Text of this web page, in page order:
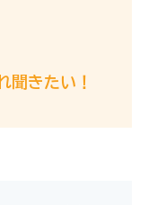
聞きたい！